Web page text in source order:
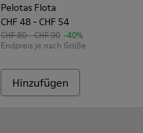
Pelotas Flota
CHF 48 - CHF 54
CHF 80 - CHF 90 -40%
Endpreis je nach Größe
Hinzufügen